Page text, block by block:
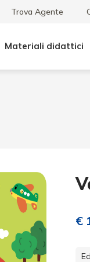
Trova Agente
Materiali didattici
€